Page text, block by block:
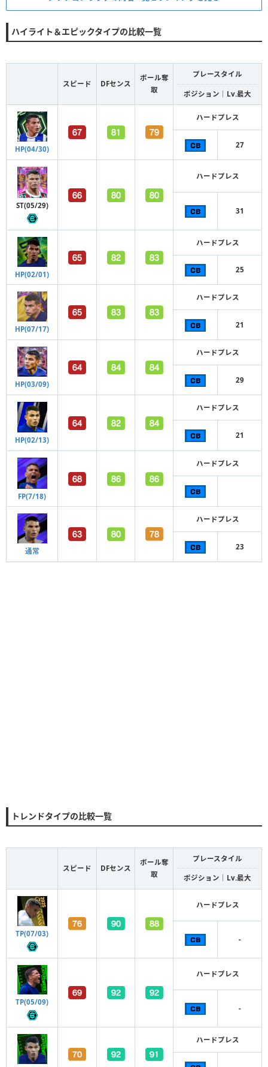
ハイライト＆エピックタイプの比較一覧
スピード DFセンス
ボール奪
取
プレースタイル
ポジション｜Lv.最大
HP(04/30)
ハードプレス
27
ST(05/29)
ハードプレス
31
HP(02/01)
ハードプレス
25
HP(07/17)
ハードプレス
21
HP(03/09)
ハードプレス
29
HP(02/13)
ハードプレス
21
FP(7/18)
ハードプレス
通常
ハードプレス
23
トレンドタイプの比較一覧
スピード DFセンス
ボール奪
取
プレースタイル
ポジション｜Lv.最大
TP(07/03)
ハードプレス
-
TP(05/09)
ハードプレス
-
ハードプレス